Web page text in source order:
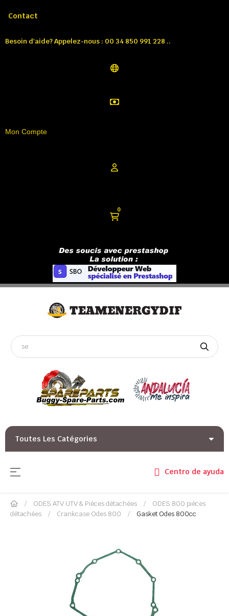
Contact
Besoin d'aide? Appelez-nous : 00 34 850 991 228 ..
Mon Compte
0
Toutes Les Catégories
Basculer la navigation
☰ Centro de ayuda
ODES ATV UTV & Pièces détachées
ODES 800 pièces
détachées
Crankcase Odes 800 Gasket Odes 800cc